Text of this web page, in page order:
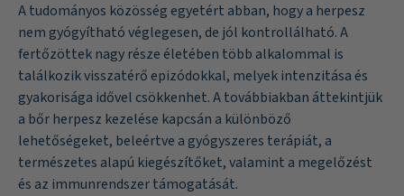
A tudományos közösség egyetért abban, hogy a herpesz
nem gyógyítható véglegesen, de jól kontrollálható. A
fertőzöttek nagy része életében több alkalommal is
találkozik visszatérő epizódokkal, melyek intenzitása és
gyakorisága idővel csökkenhet. A továbbiakban áttekintjük
a bőr herpesz kezelése kapcsán a különböző
lehetőségeket, beleértve a gyógyszeres terápiát, a
természetes alapú kiegészítőket, valamint a megelőzést
és az immunrendszer támogatását.